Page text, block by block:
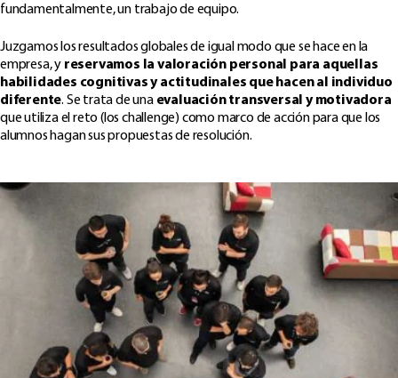
fundamentalmente, un trabajo de equipo.
Juzgamos los resultados globales de igual modo que se hace en la
empresa, y reservamos la valoración personal para aquellas
habilidades cognitivas y actitudinales que hacen al individuo
diferente. Se trata de una evaluación transversal y motivadora
que utiliza el reto (los challenge) como marco de acción para que los
alumnos hagan sus propuestas de resolución.